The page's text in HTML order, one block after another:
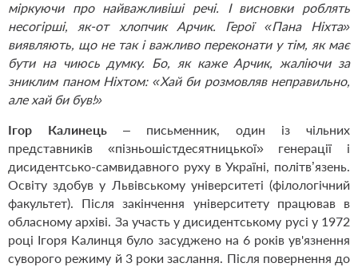
міркуючи про найважливіші речі. І висновки роблять
несогірші, як-от хлопчик Арчик. Герої «Пана Ніхта»
виявляють, що не так і важливо переконати у тім, як має
бути на чиюсь думку. Бо, як каже Арчик, жаліючи за
зниклим паном Ніхтом: «Хай би розмовляв неправильно,
aле хай би був!»
Ігор Калинець – письменник, один із чільних
представників «пізньошістдесятницької» генерації і
дисидентсько-самвидавного руху в Україні, політв’язень.
Освіту здобув у Львівському університеті (філологічний
факультет). Після закінчення університету працював в
обласному архіві. За участь у дисидентському русі у 1972
році Ігоря Калинця було засуджено на 6 років ув'язнення
суворого режиму й 3 роки заслання. Після повернення до